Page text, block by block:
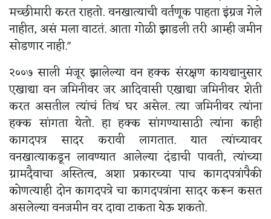
मच्छीमारी करत राहतो. वनखात्याची वर्तणूक पाहता इंग्रज गेले
नाहीत, असं मला वाटतं. आता गोळी झाडली तरी आम्ही जमीन
सोडणार नाही."
२००७ साली मंजूर झालेल्या वन हक्क संरक्षण कायद्यानुसार
एखाद्या वन जमिनीवर जर आदिवासी एखाद्या जमिनीवर शेती
करत असतील त्यांचं तिथं घर असेल. त्या जमिनीवर त्यांना
हक्क सांगता येतो. हा हक्क सांगण्यासाठी त्यांना काही
कागदपत्र सादर करावी लागतात. यात त्यांच्यावर
वनखात्याकडून लावण्यात आलेल्या दंडाची पावती, त्यांच्या
ग्रामदैवाचा अस्तित्व, अशा प्रकारच्या पाच कागदपत्रांपैकी
कोणत्याही दोन कागदपत्रे चा कागदपत्रांना सादर करून कसत
असलेल्या वनजमीन वर दावा टाकता येऊ शकतो.